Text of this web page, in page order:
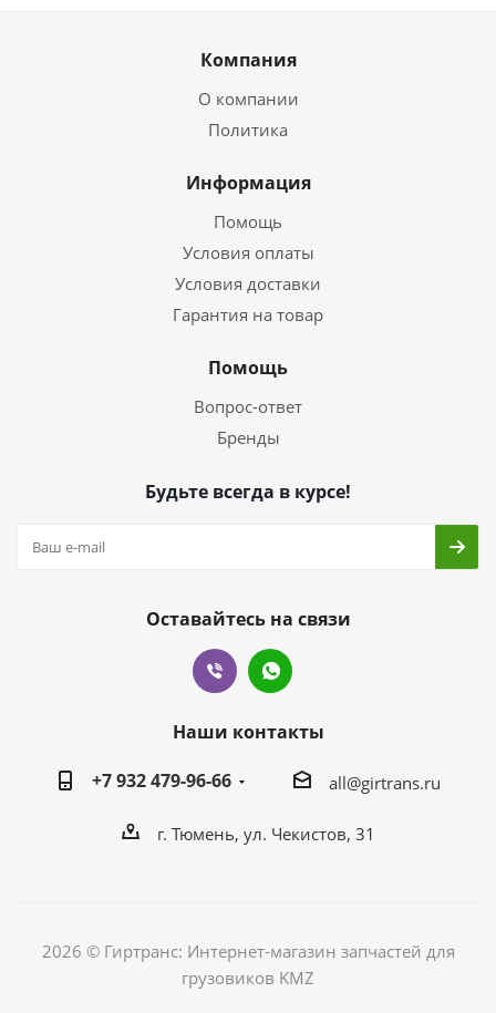
Компания
О компании
Политика
Информация
Помощь
Условия оплаты
Условия доставки
Гарантия на товар
Помощь
Вопрос-ответ
Бренды
Будьте всегда в курсе!
Оставайтесь на связи
Наши контакты
+7 932 479-96-66
all@girtrans.ru
г. Тюмень, ул. Чекистов, 31
2026 © Гиртранс: Интернет-магазин запчастей для
грузовиков KMZ